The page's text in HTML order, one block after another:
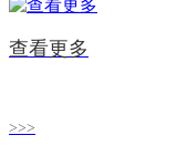
查看更多
>>>